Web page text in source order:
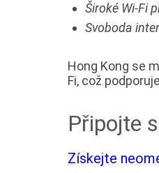
Široké Wi-Fi
Svoboda
Hong Kong se
Fi, což
Připojte
Získejte